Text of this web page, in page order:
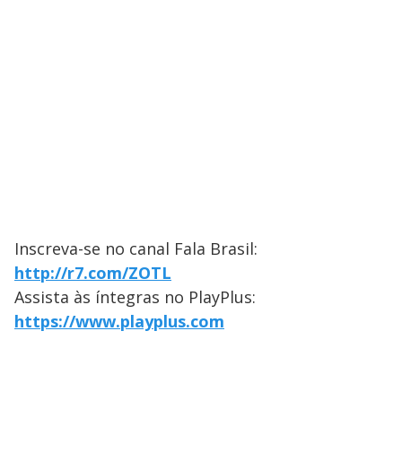
Inscreva-se no canal Fala Brasil:
http://r7.com/ZOTL
Assista às íntegras no PlayPlus:
https://www.playplus.com